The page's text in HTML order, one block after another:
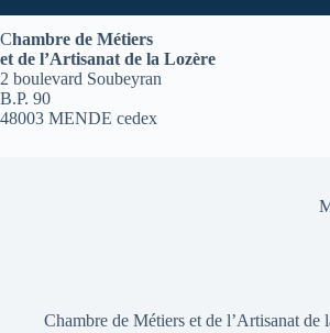
Chambre de Métiers
et de l’Artisanat de la Lozère
2 boulevard Soubeyran
B.P. 90
48003 MENDE cedex
Chambre de Métiers et de l’Artisanat de